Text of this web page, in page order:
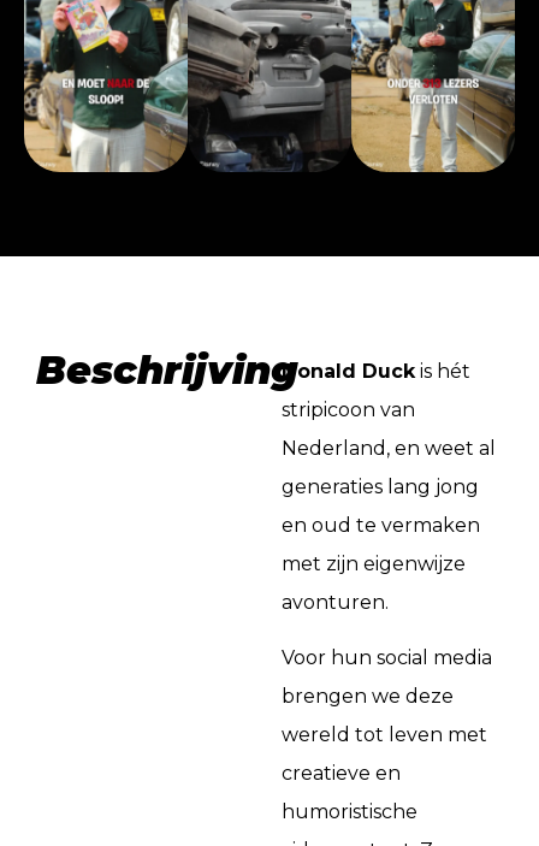
BeschrijvingDonald Duckis hét
stripicoon van
Nederland, en weet al
generaties lang jong
en oud te vermaken
met zijn eigenwijze
avonturen.
Voor hun social media
brengen we deze
wereld tot leven met
creatieve en
humoristische